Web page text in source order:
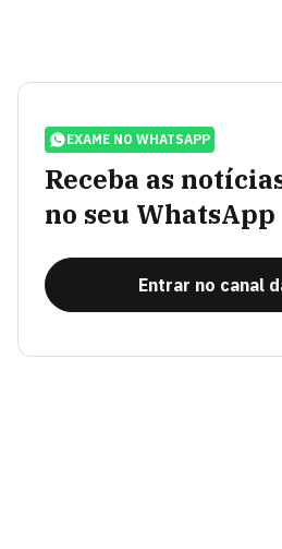
EXAME NO WHATSAPP
Receba as
no seu WhatsApp
Entrar no canal